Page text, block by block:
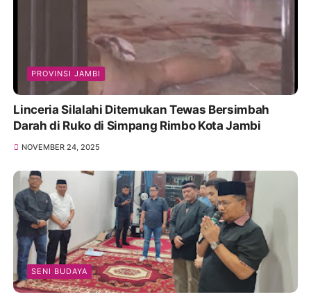
PROVINSI JAMBI
Linceria Silalahi Ditemukan Tewas Bersimbah
Darah di Ruko di Simpang Rimbo Kota Jambi
NOVEMBER 24, 2025
SENI BUDAYA